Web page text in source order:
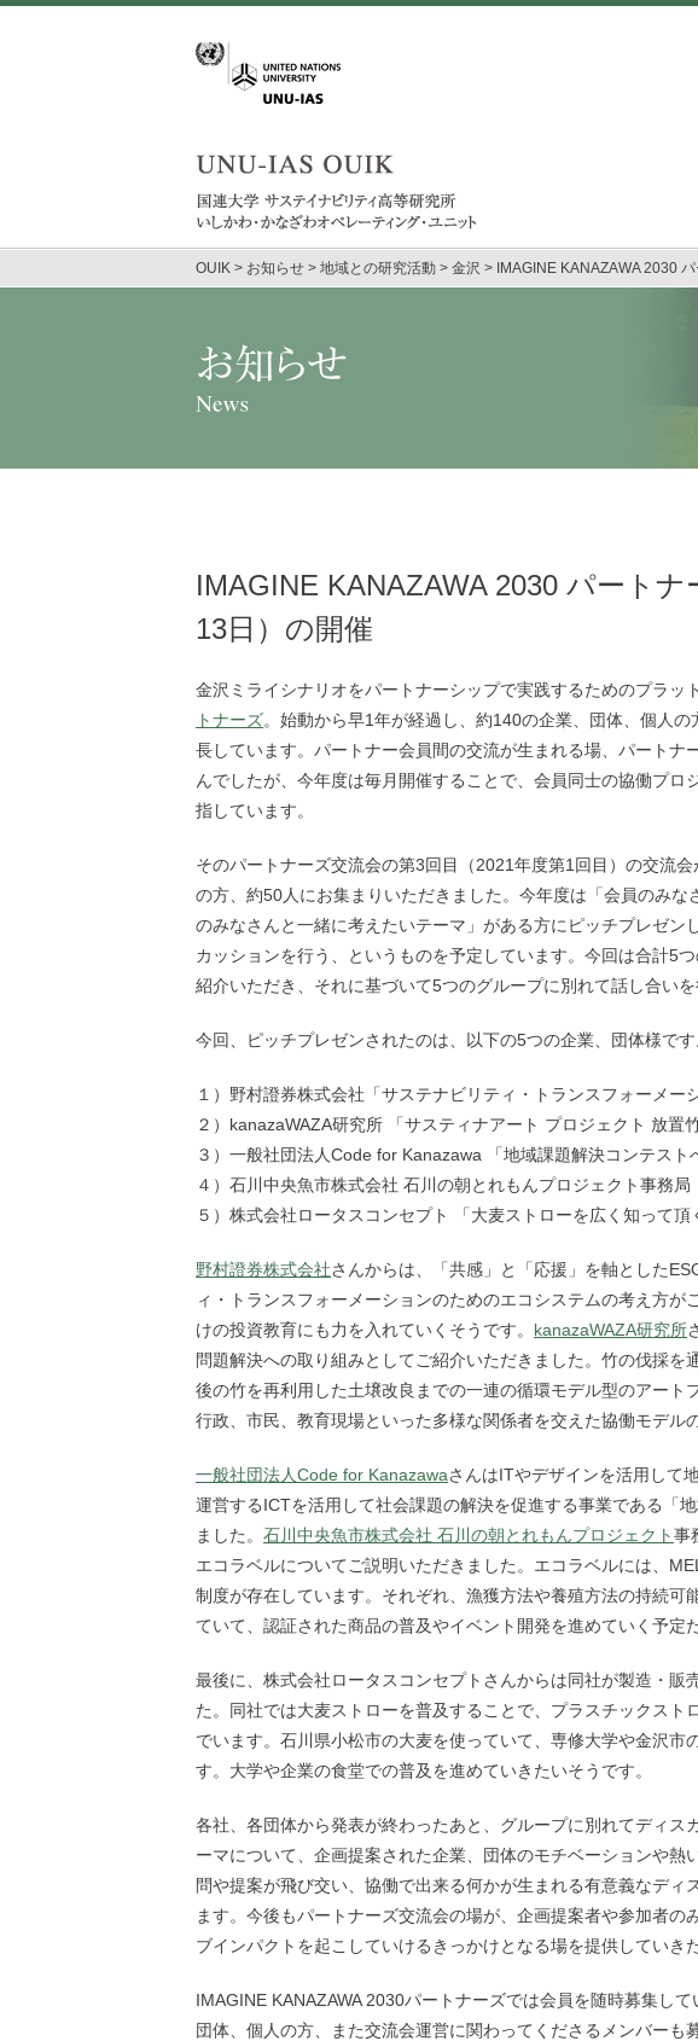
OUIK > お知らせ > 地域との研究活動 > 金沢 > IMAGINE KANAZAWA 2030
IMAGINE KANAZAWA 2030 パートナ
13日）の開催
金沢ミライシナリオをパートナーシップで実践するためのプラッ
トナーズ。始動から早1年が経過し、約140の企業、団体、個人
長しています。パートナー会員間の交流が生まれる場、パートナ
んでしたが、今年度は毎月開催することで、会員同士の協働プロ
指しています。
そのパートナーズ交流会の第3回目（2021年度第1回目）の交流
の方、約50人にお集まりいただきました。今年度は「会員のみ
のみなさんと一緒に考えたいテーマ」がある方にピッチプレゼン
カッションを行う、というものを予定しています。今回は合計5
紹介いただき、それに基づいて5つのグループに別れて話し合いを
今回、ピッチプレゼンされたのは、以下の5つの企業、団体様です
１）野村證券株式会社「サステナビリティ・トランスフォーメー
２）kanazaWAZA研究所 「サスティナアート プロジェクト 放置竹
３）一般社団法人Code for Kanazawa 「地域課題解決コンテスト
４）石川中央魚市株式会社 石川の朝とれもんプロジェクト事務局
５）株式会社ロータスコンセプト 「大⻨ストローを広く知って頂
野村證券株式会社さんからは、「共感」と「応援」を軸とした
ィ・トランスフォーメーションのためのエコシステムの考え方が
けの投資教育にも力を入れていくそうです。 kanazaWAZA研究所
問題解決への取り組みとしてご紹介いただきました。竹の伐採を
後の竹を再利用した土壌改良までの一連の循環モデル型のアート
行政、市民、教育現場といった多様な関係者を交えた協働モデル
一般社団法人Code for KanazawaさんはITやデザインを活用して
運営するICTを活用して社会課題の解決を促進する事業である「
ました。 石川中央魚市株式会社 石川の朝とれもんプロジェクト事
エコラベルについてご説明いただきました。エコラベルには、
制度が存在しています。それぞれ、漁獲方法や養殖方法の持続可
ていて、認証された商品の普及やイベント開発を進めていく予定
最後に、株式会社ロータスコンセプトさんからは同社が製造・販
た。同社では大麦ストローを普及することで、プラスチックスト
でいます。石川県小松市の大麦を使っていて、専修大学や金沢市
す。大学や企業の食堂での普及を進めていきたいそうです。
各社、各団体から発表が終わったあと、グループに別れてディス
ーマについて、企画提案された企業、団体のモチベーションや
問や提案が飛び交い、協働で出来る何かが生まれる有意義なデ
ます。今後もパートナーズ交流会の場が、企画提案者や参加者の
ブインパクトを起こしていけるきっかけとなる場を提供していき
IMAGINE KANAZAWA 2030パートナーズでは会員を随時募集し
団体、個人の方、また交流会運営に関わってくださるメンバーも